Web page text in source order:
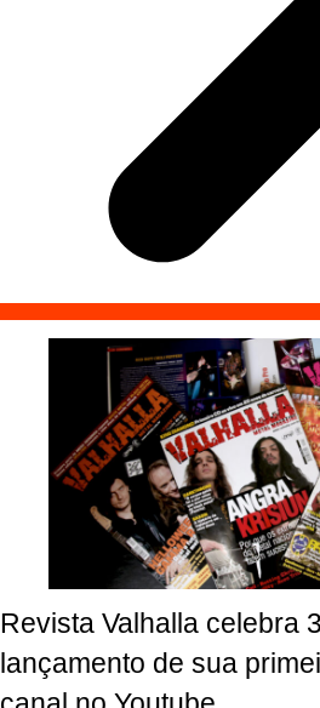
Revista Valhalla celebra
lançamento de sua